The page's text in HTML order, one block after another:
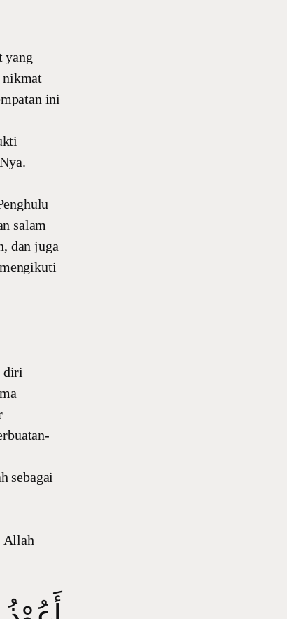
yang
nikmat
ini
salam
dan juga
diri
sebagai
Allah